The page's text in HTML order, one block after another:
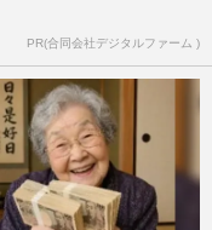
PR(合同会社デジタルファーム )